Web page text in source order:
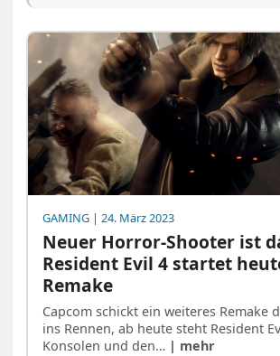
GAMING | 24. März 2023
Neuer Horror-Shooter ist
Resident Evil 4 startet
Remake
Capcom schickt ein weiteres Remake
ins Rennen, ab heute steht Resident
Konsolen und den… | mehr